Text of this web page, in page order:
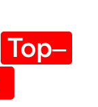
Top‒